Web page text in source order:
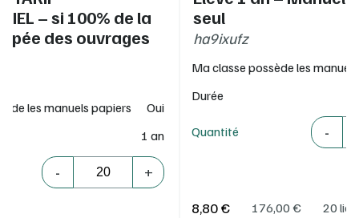
– si 100% de la
des ouvrages
les manuels papiers
Oui
1 an
-
Quantité
+
seul
ha9ixufz
Ma classe possède les
Durée
Quantité -
Quantité
8,80 € 176,00 € 20